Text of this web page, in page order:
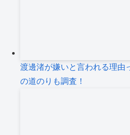
渡邊渚が嫌いと言われる理由
の道のりも調査！